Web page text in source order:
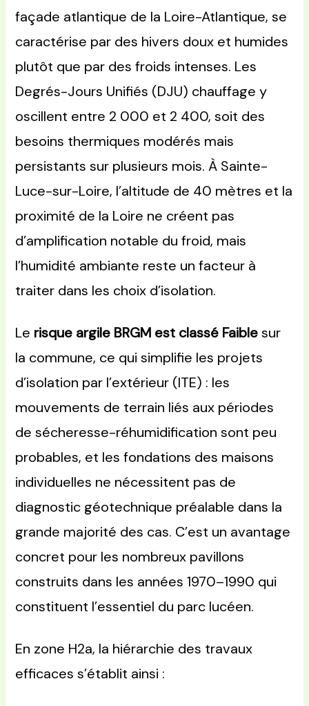
façade atlantique de la Loire-Atlantique, se
caractérise par des hivers doux et humides
plutôt que par des froids intenses. Les
Degrés-Jours Unifiés (DJU) chauffage y
oscillent entre 2 000 et 2 400, soit des
besoins thermiques modérés mais
persistants sur plusieurs mois. À Sainte-
Luce-sur-Loire, l’altitude de 40 mètres et la
proximité de la Loire ne créent pas
d’amplification notable du froid, mais
l’humidité ambiante reste un facteur à
traiter dans les choix d’isolation.
Le risque argile BRGM est classé Faiblesur
la commune, ce qui simplifie les projets
d’isolation par l’extérieur (ITE) : les
mouvements de terrain liés aux périodes
de sécheresse-réhumidification sont peu
probables, et les fondations des maisons
individuelles ne nécessitent pas de
diagnostic géotechnique préalable dans la
grande majorité des cas. C’est un avantage
concret pour les nombreux pavillons
construits dans les années 1970–1990 qui
constituent l’essentiel du parc lucéen.
En zone H2a, la hiérarchie des travaux
efficaces s’établit ainsi :